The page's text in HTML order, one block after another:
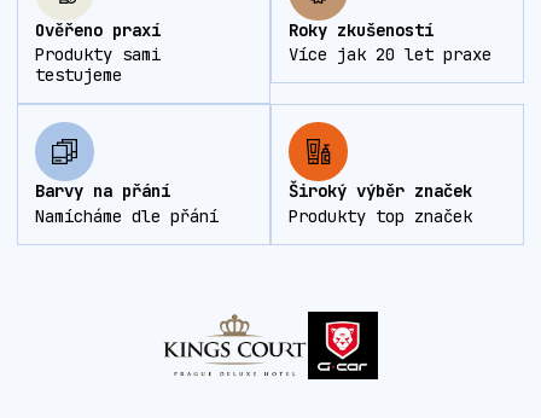
Ověřeno praxí
Produkty sami
testujeme
Roky zkušeností
Více jak 20 let praxe
Barvy na přání
Namícháme dle přání
Široký výběr značek
Produkty top značek